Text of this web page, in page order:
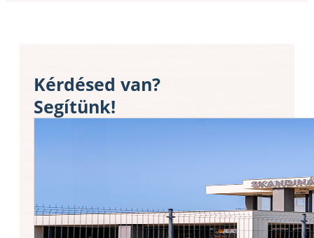
Kérdésed van?
Segítünk!